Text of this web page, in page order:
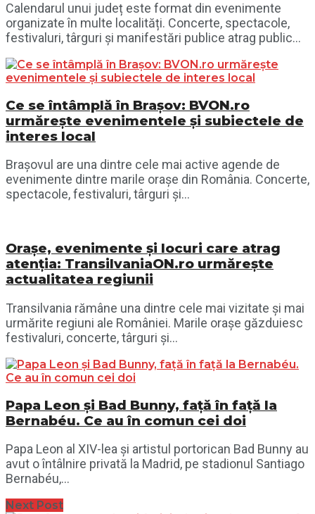
Calendarul unui județ este format din evenimente
organizate în multe localități. Concerte, spectacole,
festivaluri, târguri și manifestări publice atrag public...
Ce se întâmplă în Brașov: BVON.ro
urmărește evenimentele și subiectele de
interes local
Brașovul are una dintre cele mai active agende de
evenimente dintre marile orașe din România. Concerte,
spectacole, festivaluri, târguri și...
Orașe, evenimente și locuri care atrag
atenția: TransilvaniaON.ro urmărește
actualitatea regiunii
Transilvania rămâne una dintre cele mai vizitate și mai
urmărite regiuni ale României. Marile orașe găzduiesc
festivaluri, concerte, târguri și...
Papa Leon și Bad Bunny, față în față la
Bernabéu. Ce au în comun cei doi
Papa Leon al XIV-lea și artistul portorican Bad Bunny au
avut o întâlnire privată la Madrid, pe stadionul Santiago
Bernabéu,...
Next Post